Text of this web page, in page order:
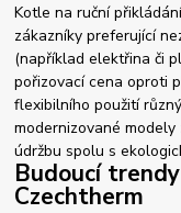
Kotle na ruční
zákazníky preferující
(například elektřina či
pořizovací cena oproti
flexibilního použití
modernizované
údržbu spolu s
Budoucí
Czechtherm